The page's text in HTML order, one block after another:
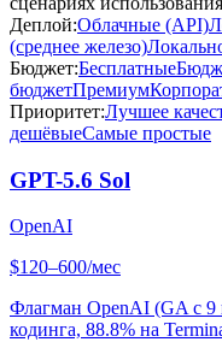
Деплой:Облачные (API)
(среднее железо)
Бюджет:Бесплатные
бюджетПремиум
Приоритет:Лучшее
дешёвыеСамые простые
GPT-5.6 Sol
OpenAI
$120–600/мес
Флагман OpenAI (GA с 9
кодинга, 88.8% на